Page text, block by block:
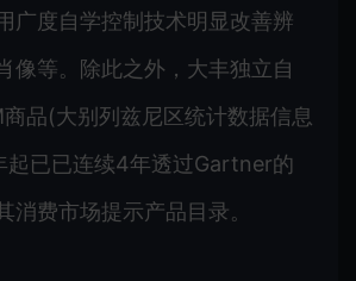
广度自学控制技术明显改善辨
像等。除此之外，大丰独立自
品(大别列兹尼区统计数据信息
起已已连续4年透过Gartner的
消费市场提示产品目录。